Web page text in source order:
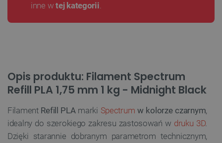
inne wtej kategorii.
Opis produktu: Filament Spectrum
Refill PLA 1,75 mm 1 kg - Midnight Black
Filament Refill PLAmarki Spectrum w kolorze czarnym,
idealny do szerokiego zakresu zastosowań w druku 3D.
Dzięki starannie dobranym parametrom technicznym,